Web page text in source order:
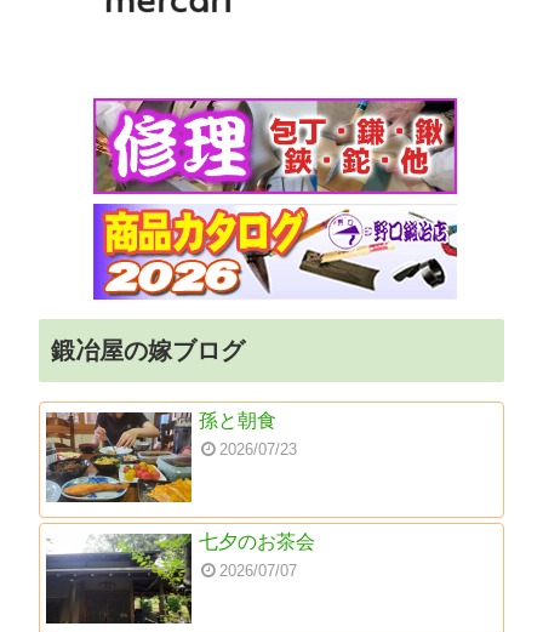
鍛冶屋の嫁ブログ
孫と朝食
2026/07/23
七夕のお茶会
2026/07/07